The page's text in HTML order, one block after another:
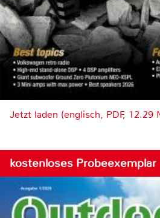
Jetzt laden (englisch, PDF, 12.29
kostenloses Probeexemplar